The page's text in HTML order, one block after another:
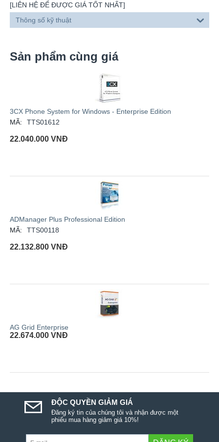
[LIÊN HỆ ĐỂ ĐƯỢC GIÁ TỐT NHẤT]
Thông số kỹ thuật
Sản phẩm cùng giá
3CX Phone System for Windows - Enterprise Edition
MÃ:
TTS01612
22.040.000 VNĐ
ADManager Plus Professional Edition
MÃ:
TTS00118
22.132.800 VNĐ
AG Grid Enterprise
22.674.000 VNĐ
ĐỘC QUYỀN GIẢM GIÁ
Đăng ký tin của chúng tôi và nhận được một
phiếu mua hàng giảm giá 10%!